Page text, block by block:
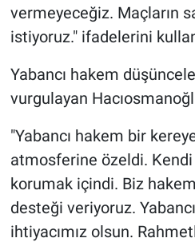
vermeyeceğiz. Maçların
istiyoruz." ifadelerini
Yabancı hakem
vurgulayan
"Yabancı hakem bir
atmosferine özeldi.
korumak içindi. Biz
desteği veriyoruz.
ihtiyacımız olsun.